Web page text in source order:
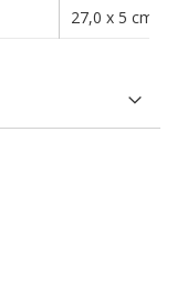
27,0 x 5 cm